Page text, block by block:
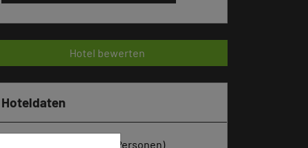
Hotel bewerten
Hoteldaten
Max. Tagungskapazität (Personen)